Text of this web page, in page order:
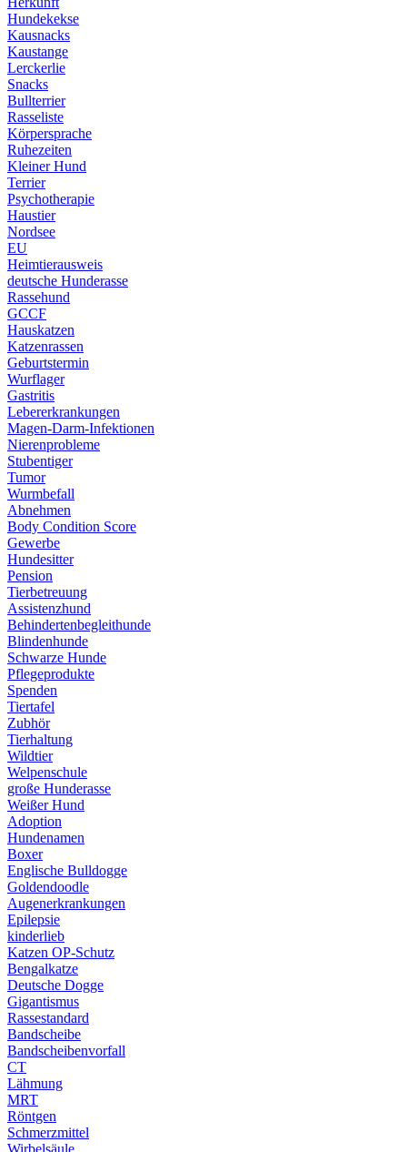
Hundekekse
Kausnacks
Kaustange
Lerckerlie
Snacks
Bullterrier
Rasseliste
Körpersprache
Ruhezeiten
Kleiner Hund
Terrier
Psychotherapie
Haustier
Nordsee
EU
Heimtierausweis
deutsche Hunderasse
Rassehund
GCCF
Hauskatzen
Katzenrassen
Geburtstermin
Wurflager
Gastritis
Lebererkrankungen
Magen-Darm-Infektionen
Nierenprobleme
Stubentiger
Tumor
Wurmbefall
Abnehmen
Body Condition Score
Gewerbe
Hundesitter
Pension
Tierbetreuung
Assistenzhund
Behindertenbegleithunde
Blindenhunde
Schwarze Hunde
Pflegeprodukte
Spenden
Tiertafel
Zubhör
Tierhaltung
Wildtier
Welpenschule
große Hunderasse
Weißer Hund
Adoption
Hundenamen
Boxer
Englische Bulldogge
Goldendoodle
Augenerkrankungen
Epilepsie
kinderlieb
Katzen OP-Schutz
Bengalkatze
Deutsche Dogge
Gigantismus
Rassestandard
Bandscheibe
Bandscheibenvorfall
CT
Lähmung
MRT
Röntgen
Schmerzmittel
Wirbelsäule